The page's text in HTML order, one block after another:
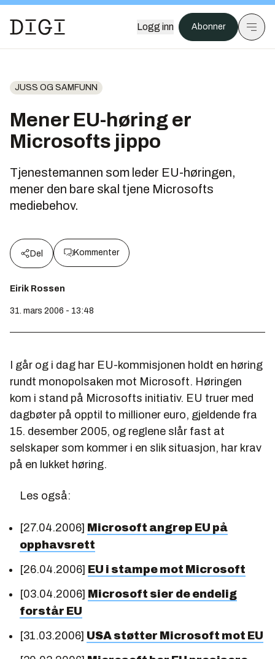
Logg inn Abonner
JUSS OG SAMFUNN
Mener EU-høring er
Microsofts jippo
Tjenestemannen som leder EU-høringen,
mener den bare skal tjene Microsofts
mediebehov.
Del Kommenter
Eirik Rossen
31. mars 2006 - 13:48
I går og i dag har EU-kommisjonen holdt en høring
rundt monopolsaken mot Microsoft. Høringen
kom i stand på Microsofts initiativ. EU truer med
dagbøter på opptil to millioner euro, gjeldende fra
15. desember 2005, og reglene slår fast at
selskaper som kommer i en slik situasjon, har krav
på en lukket høring.
Les også:
[27.04.2006] Microsoft angrep EU på
opphavsrett
[26.04.2006] EU i stampe mot Microsoft
[03.04.2006] Microsoft sier de endelig
forstår EU
[31.03.2006] USA støtter Microsoft mot EU